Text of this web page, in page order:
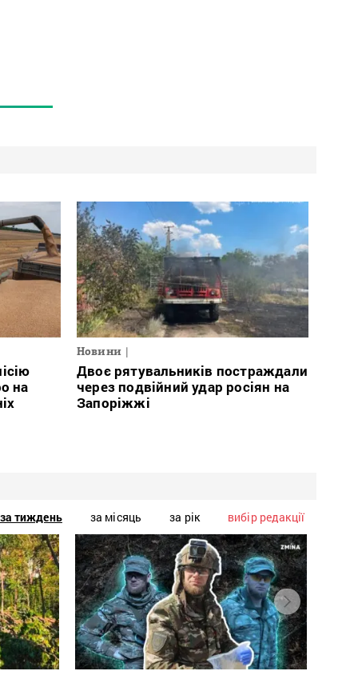
на
Новини
Двоє рятувальників постраждали
через подвійний удар росіян на
Запоріжжі
за тиждень за місяць за рік вибір редакції